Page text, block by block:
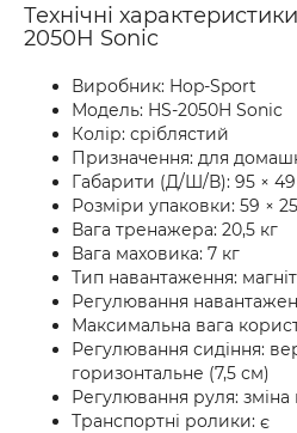
Технічні
2050H Sonic
Виробник: Hop-Sport
Модель: HS-2050H Sonic
Колір: сріблястий
Призначення: для
Габарити (Д/Ш/В): 95 × 49
Розміри упаковки: 59 ×
Вага тренажера: 20,5 кг
Вага маховика: 7 кг
Тип навантаження:
Регулювання
Максимальна вага
Регулювання сидіння:
горизонтальне (7,5 см)
Регулювання руля: зміна
Транспортні ролики: є